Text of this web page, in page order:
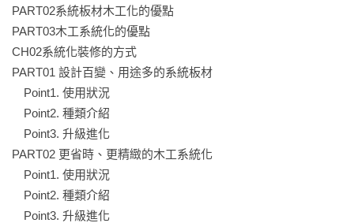
化，或是結合兩者製作出的物件案例，並透過icon區分。內文
上，此章節將分為3 部分，Part1為「機能整合」，將介紹系統
化裝修，依據使用習慣，搭配對的五金，即能最大化收納效
益，並介紹各式櫃體；Part2為「美感設計」，以天花板、立面
為例；Part3為「精選個案」，將挑選5件個案，呈現系統板材、
木工系統化，或與木作結合的案例，將有主文、說明個案是用
什麼升級的方式，並會比較傳統木工、系統化裝修方式的價
格、工期。讓讀者了解，活用設計手法，讓系統裝修不再只有
單一機能，也不是只能做成方方正正的系統櫃，而是成為讓空
PART02系統板材木工化的優點
PART03木工系統化的優點
CH02系統化裝修的方式
PART01 設計百變、用途多的系統板材
Point1. 使用狀況
Point2. 種類介紹
Point3. 升級進化
PART02 更省時、更精緻的木工系統化
Point1. 使用狀況
Point2. 種類介紹
Point3. 升級進化